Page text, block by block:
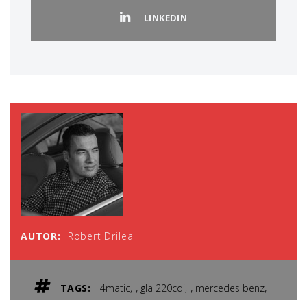
LINKEDIN
AUTOR: Robert Drilea
TAGS: 4matic , gla 220cdi , mercedes benz,